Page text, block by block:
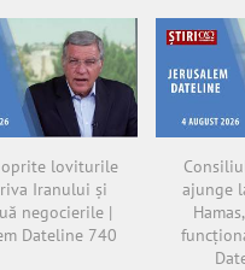
loviturile
Iranului și
negocierile |
Dateline 740
ajunge